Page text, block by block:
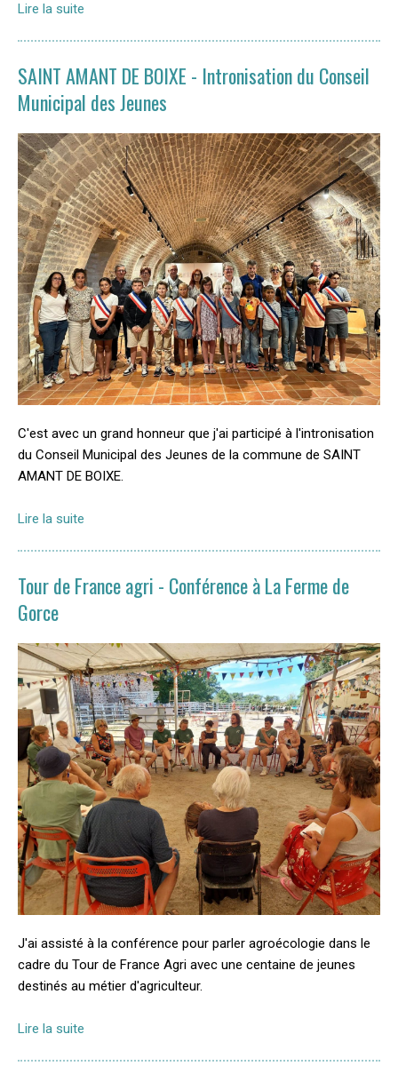
Lire la suite
SAINT AMANT DE BOIXE - Intronisation du Conseil
Municipal des Jeunes
C'est avec un grand honneur que j'ai participé à l'intronisation
du Conseil Municipal des Jeunes de la commune de SAINT
AMANT DE BOIXE.
Lire la suite
Tour de France agri - Conférence à La Ferme de
Gorce
J'ai assisté à la conférence pour parler agroécologie dans le
cadre du Tour de France Agri avec une centaine de jeunes
destinés au métier d'agriculteur.
Lire la suite